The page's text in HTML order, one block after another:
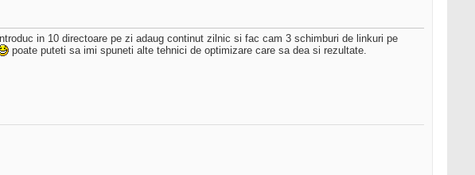
in 10 directoare pe zi adaug continut zilnic si fac cam 3 schimburi de linkuri pe
poate puteti sa imi spuneti alte tehnici de optimizare care sa dea si rezultate.